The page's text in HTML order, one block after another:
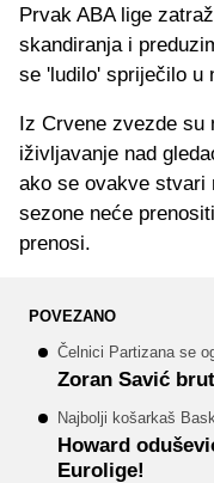
Prvak ABA lige
skandiranja i
se 'ludilo' spriječilo u
Iz Crvene zvezde su
iživljavanje nad
ako se ovakve stvari
sezone neće
prenosi.
POVEZANO
Čelnici Partizana se
Zoran Savić
Najbolji košarkaš
Howard
Eurolige!